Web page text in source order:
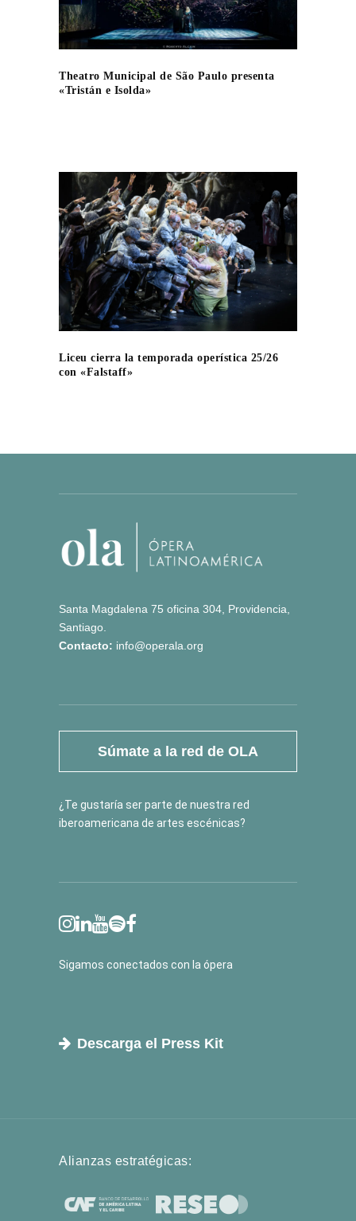
Theatro Municipal de São Paulo presenta
«Tristán e Isolda»
Liceu cierra la temporada operística 25/26
con «Falstaff»
Santa Magdalena 75 oficina 304, Providencia,
Santiago.
Contacto: info@operala.org
Súmate a la red de OLA
¿Te gustaría ser parte de nuestra red
iberoamericana de artes escénicas?
Sigamos conectados con la ópera
Descarga el Press Kit
Alianzas estratégicas: